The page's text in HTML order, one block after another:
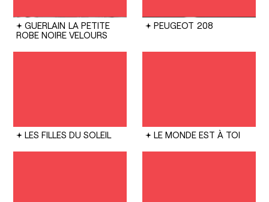
GUERLAIN LA PETITE
ROBE NOIRE VELOURS
PEUGEOT 208
LES FILLES DU SOLEIL LE MONDE EST À TOI